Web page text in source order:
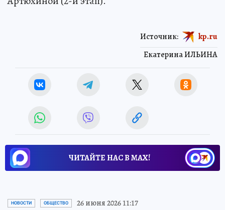
Екатерина ИЛЬИНА
Источник: kp.ru
ЧИТАЙТЕ НАС В МАХ!
НОВОСТИ ОБЩЕСТВО 26 июня 2026 11:17